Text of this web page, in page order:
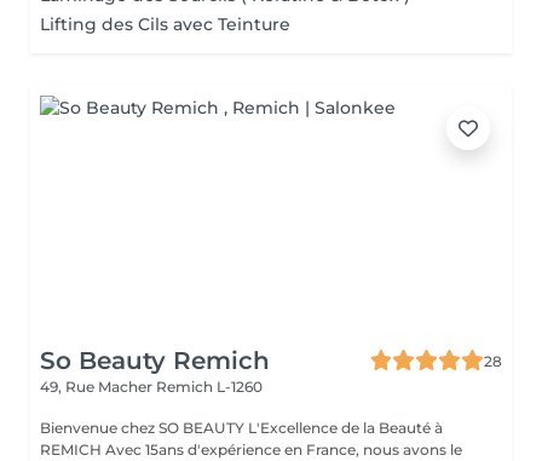
Lifting des Cils avec Teinture
So Beauty Remich
28
49, Rue Macher Remich L-1260
Bienvenue chez SO BEAUTY L'Excellence de la Beauté à
REMICH Avec 15ans d'expérience en France, nous avons le